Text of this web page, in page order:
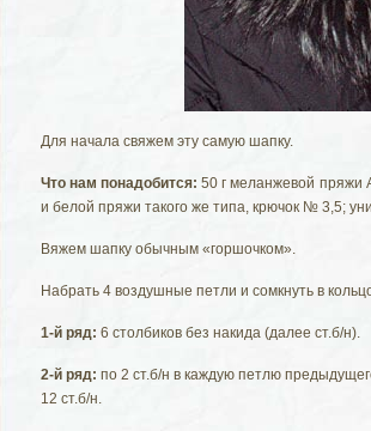
Для начала свяжем эту самую шапку.
Что нам понадобится: 50 г меланжевой пряжи
и белой пряжи такого же типа, крючок № 3,5;
Вяжем шапку обычным «горшочком».
Набрать 4 воздушные петли и сомкнуть в
1-й ряд: 6 столбиков без накида (далее ст.б/н).
2-й ряд: по 2 ст.б/н в каждую петлю
12 ст.б/н.